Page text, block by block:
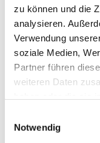
zu können und die
analysieren.
Verwendung
soziale Medien,
Partner führen
weiteren Daten
Notwendig